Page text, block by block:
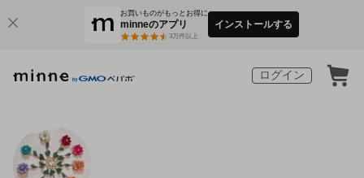
お買いものがもっとお得に
minneのアプリ
3万件以上
インストールする
ログイン